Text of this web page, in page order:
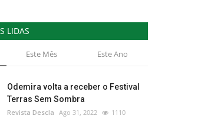
LIDAS
Este Mês Este Ano
Odemira volta a receber o Festival
Terras Sem Sombra
Revista Descla Ago 31, 2022 1110